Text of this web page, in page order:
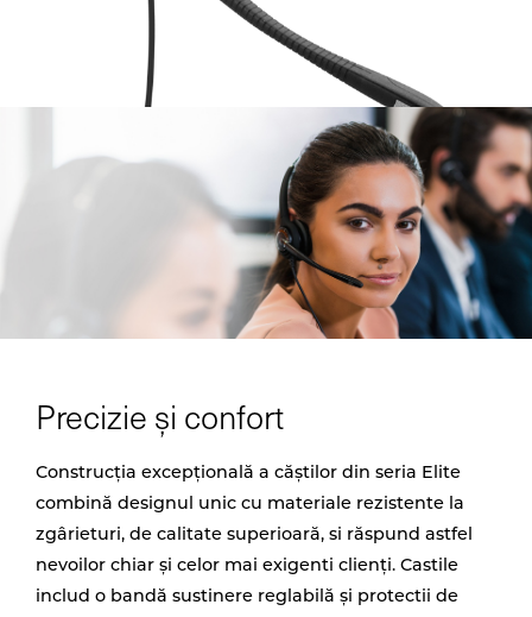
Precizie și confort
Construcția excepțională a căștilor din seria Elite
combină designul unic cu materiale rezistente la
zgârieturi, de calitate superioară, si răspund astfel
nevoilor chiar și celor mai exigenti clienți. Castile
includ o bandă sustinere reglabilă și protectii de